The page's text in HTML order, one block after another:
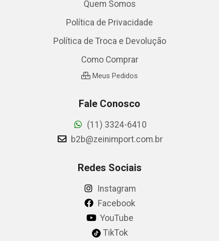
Quem Somos
Política de Privacidade
Política de Troca e Devolução
Como Comprar
Meus Pedidos
Fale Conosco
(11) 3324-6410
b2b@zeinimport.com.br
Redes Sociais
Instagram
Facebook
YouTube
TikTok